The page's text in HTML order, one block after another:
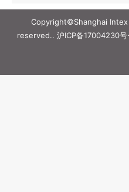
Copyright©Shanghai
reserved.. 沪ICP备17004230